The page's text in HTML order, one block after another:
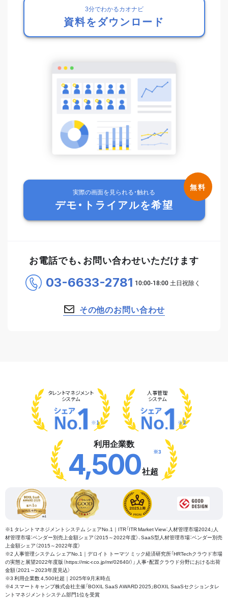
3分でわかるカオナビ
資料をダウンロード
実際の画面を見られる・触れる
デモ・トライアルを希望
お電話でも、お問い合わせいただけます
03-6633-2781
その他のお問い合わせ
タレントマネジメント
システム
※1
人事管理
システム
※2
利用企業数
4,500社超
※3
※1 タレントマネジメントシステム シェアNo.1｜ITR「ITR Market View：人材管理市場2024」人
材管理市場：ベンダー別売上金額シェア（2015～2022年度）、SaaS型人材管理市場：ベンダー別売
上金額シェア（2015～2022年度）
※2 人事管理システム シェアNo.1｜デロイト トーマツ ミック経済研究所「HRTechクラウド市場
の実態と展望2022年度版（https://mic-r.co.jp/mr/02640/）」 人事・配置クラウド分野における出荷
金額（2021～2023年度見込）
※3 利用企業数 4,500社超｜2025年9月末時点
※4 スマートキャンプ株式会社主催「BOXIL SaaS AWARD 2025」BOXIL SaaSセクションタレ
ントマネジメントシステム部門1位を受賞